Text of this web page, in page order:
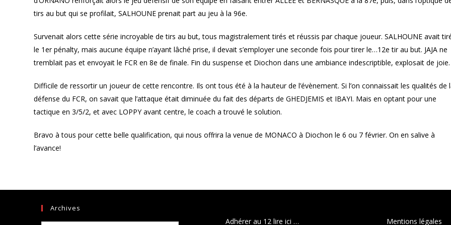
tirs au but qui se profilait, SALHOUNE prenait part au jeu à la 96e.
Survenait alors cette série incroyable de tirs au but, tous magistralement tirés et réussis par chaque joueur. SALHOUNE avait
le 1er pénalty, mais aucune équipe n’ayant lâché prise, il devait s’employer une seconde fois pour tirer le…12e tir au but. JAJA ne
tremblait pas et envoyait le FCR en 8e de finale. Fin du suspense et Diochon dans une ambiance indescriptible, explosait de joie.
Difficile de ressortir un joueur de cette rencontre. Ils ont tous été à la hauteur de l’évènement. Si l’on connaissait les qualités de
défense du FCR, on savait que l’attaque était diminuée du fait des départs de GHEDJEMIS et IBAYI. Mais en optant pour une
tactique en 3/5/2, et avec LOPPY avant centre, le coach a trouvé le solution.
Bravo à tous pour cette belle qualification, qui nous offrira la venue de MONACO à Diochon le 6 ou 7 février. On en salive à
l’avance!
Archives
Adhérer au 12 lire ici … Mentions légales